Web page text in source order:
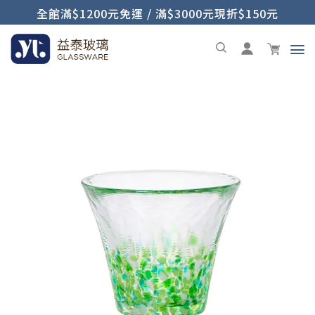
全館滿$1200元免運 / 滿$3000元現折$150元